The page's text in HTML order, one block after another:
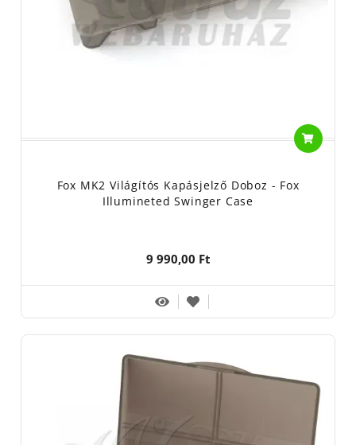
Fox MK2 Világítós Kapásjelző Doboz - Fox
Illumineted Swinger Case
9 990,00 Ft